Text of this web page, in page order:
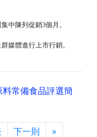
中陳列促銷3個月。
媒體進行上市行銷。
常備食品評選簡
下一則 »